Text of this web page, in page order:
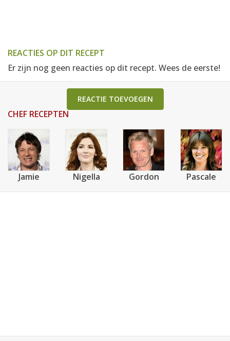
REACTIES OP DIT RECEPT
Er zijn nog geen reacties op dit recept. Wees de eerste!
REACTIE TOEVOEGEN
CHEF RECEPTEN
Jamie Nigella Gordon Pascale